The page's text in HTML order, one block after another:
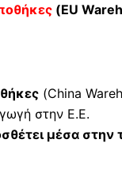
(EU
(China
στην Ε.Ε.
μέσα στην